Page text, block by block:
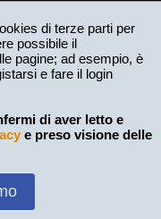
di terze parti per
possibile il
pagine; ad esempio, è
e fare il login
di aver letto e
e preso visione delle